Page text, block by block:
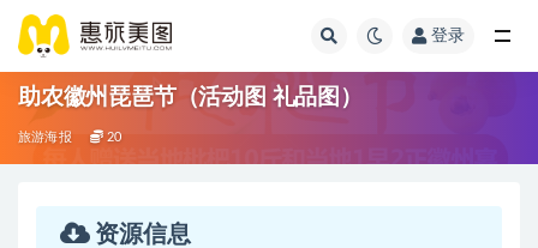
登录
助农徽州琵琶节（活动图 礼品图）
旅游海报 20
资源信息